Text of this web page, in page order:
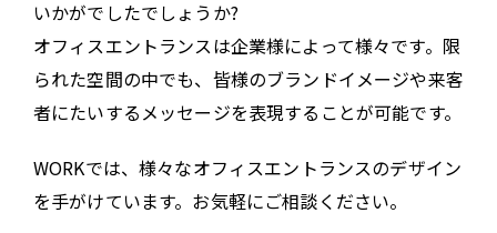
いかがでしたでしょうか?
オフィスエントランスは企業様によって様々です。限
られた空間の中でも、皆様のブランドイメージや来客
者にたいするメッセージを表現することが可能です。
WORKでは、様々なオフィスエントランスのデザイン
を手がけています。お気軽にご相談ください。